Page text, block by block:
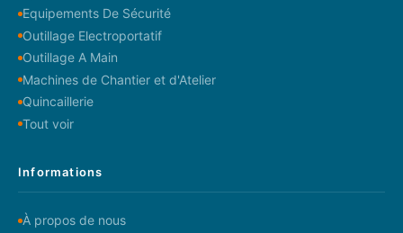
Equipements De Sécurité
Outillage Electroportatif
Outillage A Main
Machines de Chantier et d'Atelier
Quincaillerie
Tout voir
Informations
À propos de nous